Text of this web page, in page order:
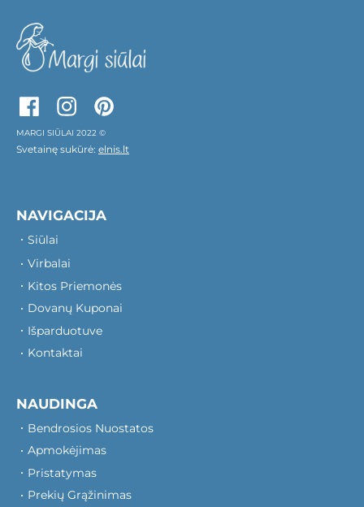
MARGI SIŪLAI 2022 ©
Svetainę sukūrė: elnis.lt
NAVIGACIJA
Siūlai
Virbalai
Kitos Priemonės
Dovanų Kuponai
Išparduotuve
Kontaktai
NAUDINGA
Bendrosios Nuostatos
Apmokėjimas
Pristatymas
Prekių Grąžinimas